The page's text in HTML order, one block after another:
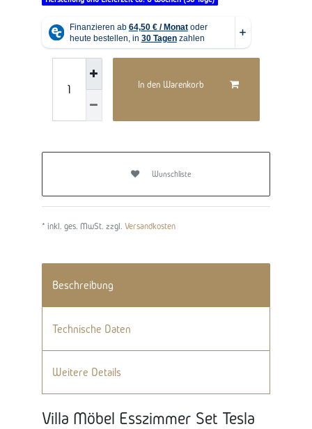
In den Warenkorb
Wunschliste
* inkl. ges. MwSt. zzgl. Versandkosten
Beschreibung
Technische Daten
Weitere Details
Villa Möbel Esszimmer Set Tesla